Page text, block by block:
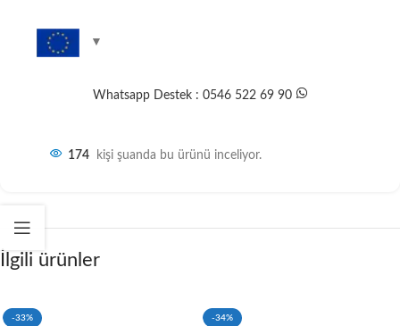
Whatsapp Destek : 0546 522 69 90
174 kişi şuanda bu ürünü inceliyor.
İlgili ürünler
-33% -34%